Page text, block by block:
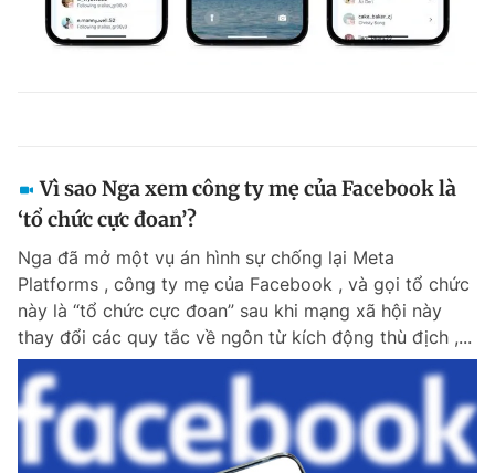
Vì sao Nga xem công ty mẹ của Facebook là
‘tổ chức cực đoan’?
Nga đã mở một vụ án hình sự chống lại Meta
Platforms , công ty mẹ của Facebook , và gọi tổ chức
này là “tổ chức cực đoan” sau khi mạng xã hội này
thay đổi các quy tắc về ngôn từ kích động thù địch ,...